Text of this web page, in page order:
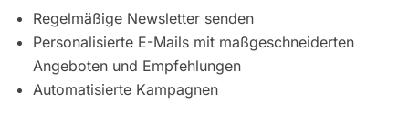
Regelmäßige Newsletter senden
Personalisierte E-Mails mit maßgeschneiderten
Angeboten und Empfehlungen
Automatisierte Kampagnen